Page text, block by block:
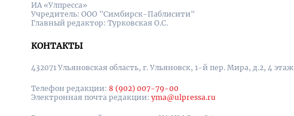
ИА «Улпресса»
Учредитель: ООО "Симбирск-Паблисити"
Главный редактор: Турковская О.С.
КОНТАКТЫ
432071 Ульяновская область, г. Ульяновск, 1-й пер. Мира, д.2, 4 этаж
Телефон редакции: 8 (902) 007-79-00
Электронная почта редакции: yma@ulpressa.ru